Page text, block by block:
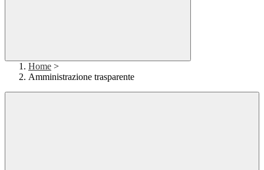
Home >
Amministrazione trasparente